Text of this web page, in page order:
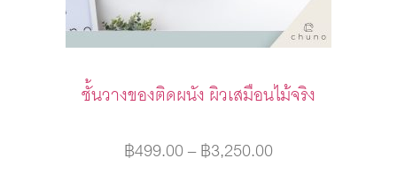
ชั้นวางของติดผนัง ผิวเสมือนไม้จริง
฿499.00–฿3,250.00